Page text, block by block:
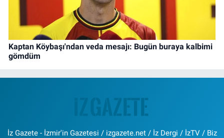
Kaptan Köybaşı'ndan veda mesajı: Bugün buraya kalbimi
gömdüm
İz Gazete - İzmir'in Gazetesi / izgazete.net / İz Dergi / İzTV / Biz